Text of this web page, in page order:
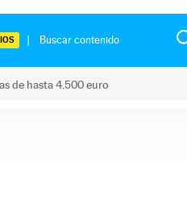
de hasta 4.500 euro